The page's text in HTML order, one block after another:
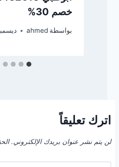
خصم 30%
بواسطة ahmed ديسمبر 17,
اترك تعليقاً
لن يتم نشر عنوان بريدك الإلكتروني.